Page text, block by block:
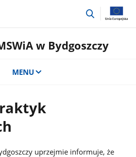
przejdź
w Bydgoszczy
MENU
uprzejmie informuje, że